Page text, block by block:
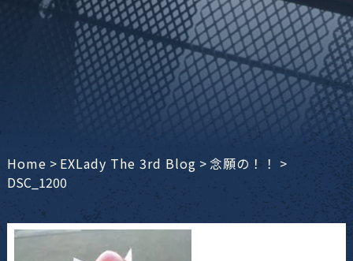
Home > EXLady The 3rd Blog >念願の！！ >
DSC_1200